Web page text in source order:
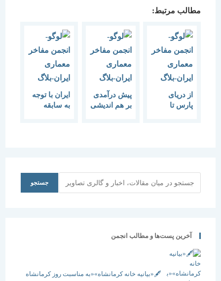
مطالب مرتبط:
از دریای
پارس تا
پیش درآمدی
بر هم اندیشی
ایران با توجه
به سابقه
است.
جستجو
آخرین پست‌ها و مطالب انجمن
🖋️«بیانیه خانه کرمانشاه»«به مناسبت روز کرمانشاه